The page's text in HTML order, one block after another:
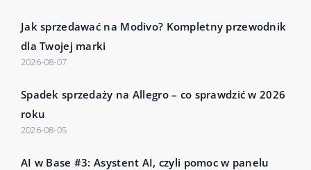
Jak sprzedawać na Modivo? Kompletny przewodnik
dla Twojej marki
2026-08-07
Spadek sprzedaży na Allegro – co sprawdzić w 2026
roku
2026-08-05
AI w Base #3: Asystent AI, czyli pomoc w panelu